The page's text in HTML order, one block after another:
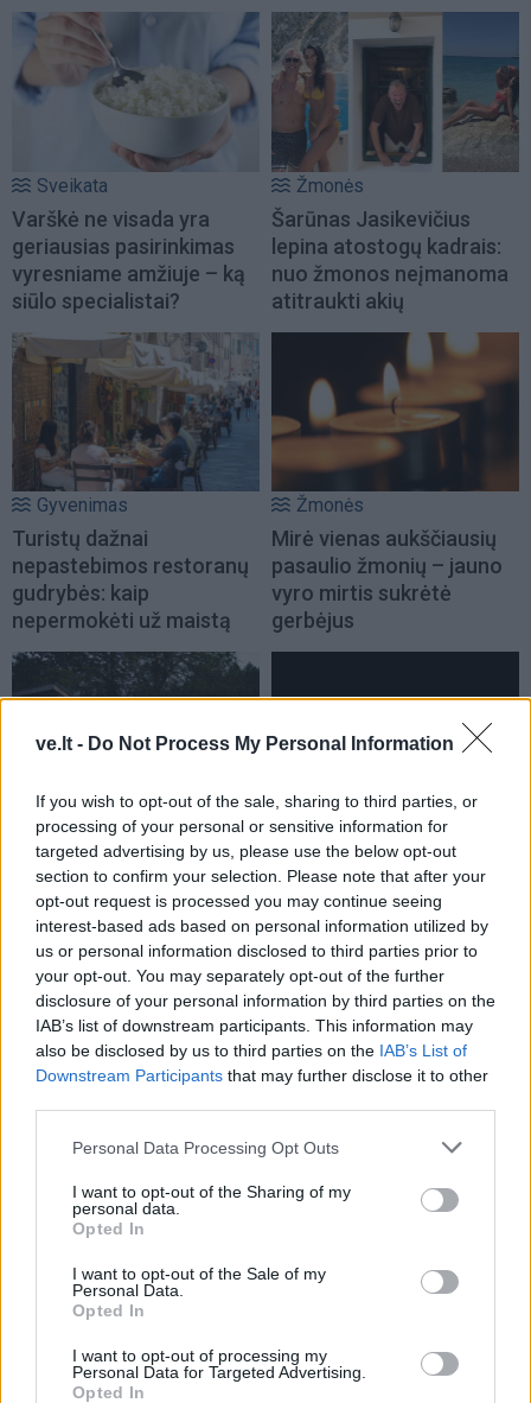
ve.lt - Do Not Process My Personal Information
If you wish to opt-out of the sale, sharing to third parties, or
processing of your personal or sensitive information for
targeted advertising by us, please use the below opt-out
section to confirm your selection. Please note that after your
opt-out request is processed you may continue seeing
interest-based ads based on personal information utilized by
us or personal information disclosed to third parties prior to
your opt-out. You may separately opt-out of the further
disclosure of your personal information by third parties on the
IAB’s list of downstream participants. This information may
also be disclosed by us to third parties on the IAB’s List of
Downstream Participants that may further disclose it to other
Personal Data Processing Opt Outs
I want to opt-out of the Sharing of my
personal data.
Opted In
I want to opt-out of the Sale of my
Personal Data.
Opted In
I want to opt-out of processing my
Personal Data for Targeted Advertising.
Opted In
Sveikata
Varškė ne visada yra
geriausias pasirinkimas
vyresniame amžiuje – ką
siūlo specialistai?
Žmonės
Šarūnas Jasikevičius
lepina atostogų kadrais:
nuo žmonos neįmanoma
atitraukti akių
Gyvenimas
Turistų dažnai
nepastebimos restoranų
gudrybės: kaip
nepermokėti už maistą
Žmonės
Mirė vienas aukščiausių
pasaulio žmonių – jauno
vyro mirtis sukrėtė
gerbėjus
Gyvenimas
Gyvenimas kaime: mažos
paslaptys tampa dideliais
privalumais
Mokslas
Kita savaitė bus ypatinga:
šią dieną verta pasižymėti
kalendoriuje
NAUJI